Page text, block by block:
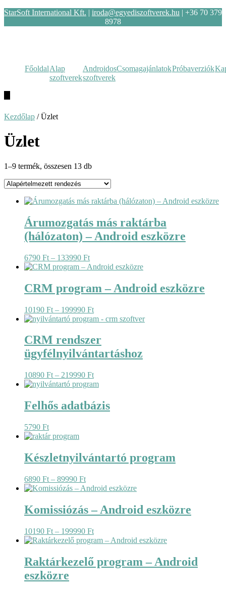
StarSoft International Kft. | iroda@egyediszoftverek.hu | +36 70 379
8978
FőoldalAlap
szoftverek
Androidos
szoftverek
CsomagajánlatokPróbaverziók
Kezdőlap / Üzlet
Üzlet
1–9 termék, összesen 13 db
Árumozgatás más raktárba
(hálózaton) – Android eszközre
6790 Ft – 133990 FtÁrtartomány:
6790 Ft
133990 Ft
CRM program – Android eszközre
10190 Ft – 199990 FtÁrtartomány:
10190 Ft
199990 Ft
CRM rendszer
ügyfélnyilvántartáshoz
10890 Ft – 219990 FtÁrtartomány:
10890 Ft
219990 Ft
Felhős adatbázis
5790 Ft
Készletnyilvántartó program
6890 Ft – 89990 FtÁrtartomány:
6890 Ft
89990 Ft
Komissiózás – Android eszközre
10190 Ft – 199990 FtÁrtartomány:
10190 Ft
199990 Ft
Raktárkezelő program – Android
eszközre